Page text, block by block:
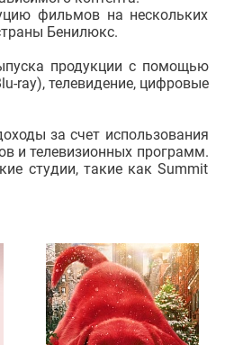
фильмов на нескольких
Бенилюкс.
продукции с помощью
ray), телевидение, цифровые
за счет использования
и телевизионных программ.
студии, такие как Summit